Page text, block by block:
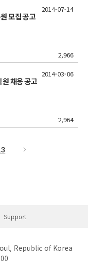
모집 공고
2,966
2014-07-14
채용 공고
2,964
2014-03-06
Support
Republic of Korea